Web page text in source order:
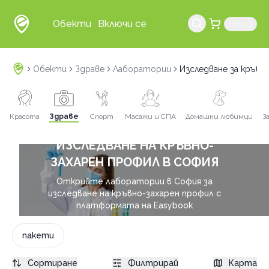
Обекти Включи се
Обекти Здраве Лаборатории Изследване за
Красота Здраве Спорт Масажи и СПА Домашни любимци
ИЗСЛЕДВАНЕ НА КРЪВНО-
ЗАХАРЕН ПРОФИЛ В СОФИЯ
Открийте лаборатории в София за
изследване на кръвно-захарен профил с
платформата на Easybook
пакети
Сортиране Филтрирай Карта